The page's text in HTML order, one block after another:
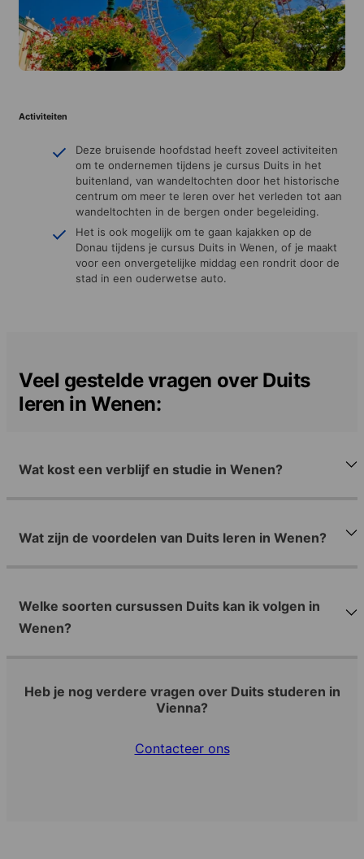
Activiteiten
Deze bruisende hoofdstad heeft zoveel activiteiten
om te ondernemen tijdens je cursus Duits in het
buitenland, van wandeltochten door het historische
centrum om meer te leren over het verleden tot aan
wandeltochten in de bergen onder begeleiding.
Het is ook mogelijk om te gaan kajakken op de
Donau tijdens je cursus Duits in Wenen, of je maakt
voor een onvergetelijke middag een rondrit door de
stad in een ouderwetse auto.
Veel gestelde vragen over Duits
leren in Wenen:
Wat kost een verblijf en studie in Wenen?
Wat zijn de voordelen van Duits leren in Wenen?
Welke soorten cursussen Duits kan ik volgen in
Wenen?
Heb je nog verdere vragen over Duits studeren in
Vienna?
Contacteer ons